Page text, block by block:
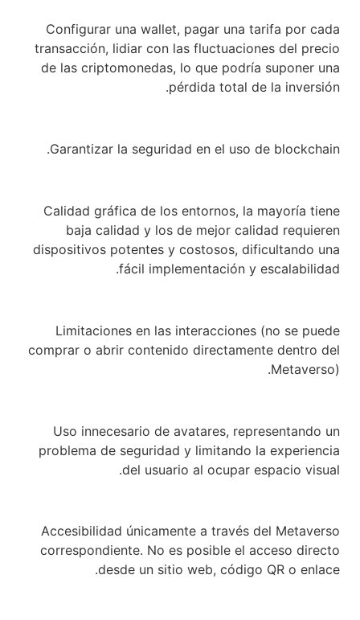
Configurar una wallet, pagar una tarifa por cada
transacción, lidiar con las fluctuaciones del precio
de las criptomonedas, lo que podría suponer una
pérdida total de la inversión.
Garantizar la seguridad en el uso de blockchain.
Calidad gráfica de los entornos, la mayoría tiene
baja calidad y los de mejor calidad requieren
dispositivos potentes y costosos, dificultando una
fácil implementación y escalabilidad.
Limitaciones en las interacciones (no se puede
comprar o abrir contenido directamente dentro del
Metaverso).
Uso innecesario de avatares, representando un
problema de seguridad y limitando la experiencia
del usuario al ocupar espacio visual.
Accesibilidad únicamente a través del Metaverso
correspondiente. No es posible el acceso directo
desde un sitio web, código QR o enlace.